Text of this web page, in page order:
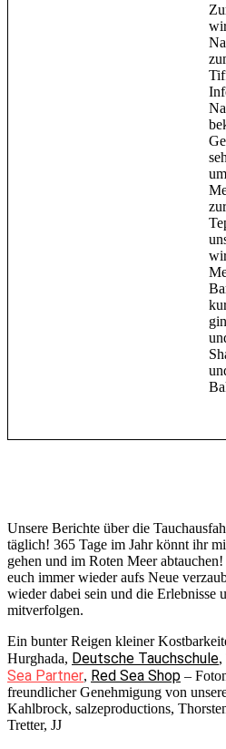
Unsere Berichte über die
täglich! 365 Tage im Jahr könnt ihr
gehen und im Roten Meer
euch immer wieder aufs Neue
wieder dabei sein und die Erlebnisse
mitverfolgen.
Ein bunter Reigen kleiner
Hurghada, Deutsche Tauchschule,
Sea Partner, Red Sea Shop –
freundlicher Genehmigung von
Kahlbrock, salzeproductions,
Tretter, JJ